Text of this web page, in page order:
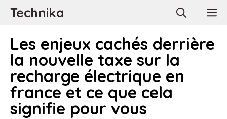
AllerTechnika
Les enjeux cachés derrière
la nouvelle taxe sur la
recharge électrique en
france et ce que cela
signifie pour vous